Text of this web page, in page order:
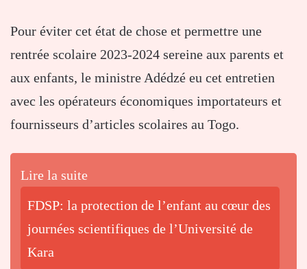
Pour éviter cet état de chose et permettre une
rentrée scolaire 2023-2024 sereine aux parents et
aux enfants, le ministre Adédzé eu cet entretien
avec les opérateurs économiques importateurs et
fournisseurs d’articles scolaires au Togo.
Lire la suite
FDSP: la protection de l’enfant au cœur des
journées scientifiques de l’Université de
Kara